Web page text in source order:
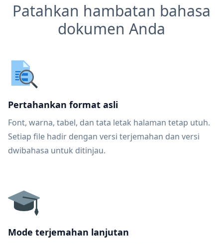
Patahkan hambatan bahasa
dokumen Anda
Pertahankan format asli
Font, warna, tabel, dan tata letak halaman tetap utuh.
Setiap file hadir dengan versi terjemahan dan versi
dwibahasa untuk ditinjau.
Mode terjemahan lanjutan